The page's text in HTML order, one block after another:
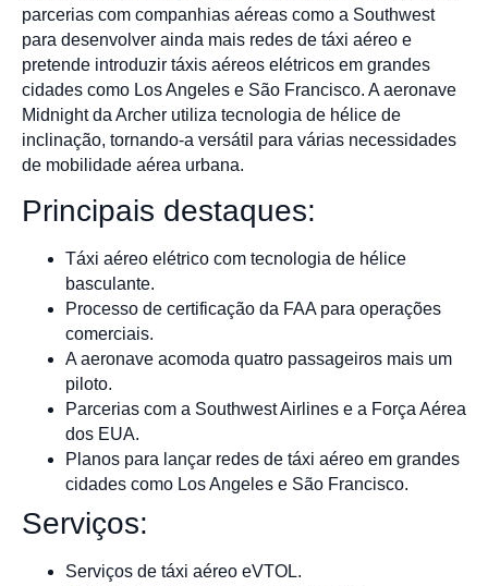
parcerias com companhias aéreas como a Southwest
para desenvolver ainda mais redes de táxi aéreo e
pretende introduzir táxis aéreos elétricos em grandes
cidades como Los Angeles e São Francisco. A aeronave
Midnight da Archer utiliza tecnologia de hélice de
inclinação, tornando-a versátil para várias necessidades
de mobilidade aérea urbana.
Principais destaques:
Táxi aéreo elétrico com tecnologia de hélice
basculante.
Processo de certificação da FAA para operações
comerciais.
A aeronave acomoda quatro passageiros mais um
piloto.
Parcerias com a Southwest Airlines e a Força Aérea
dos EUA.
Planos para lançar redes de táxi aéreo em grandes
cidades como Los Angeles e São Francisco.
Serviços:
Serviços de táxi aéreo eVTOL.